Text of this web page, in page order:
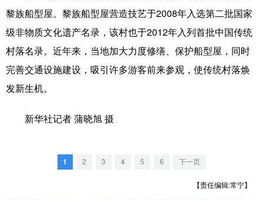
公益 一带一路 亚太网 上市公司
地方频道
北京 天津
安徽 福建
湖南
黎族船型屋。黎族船型屋营造技艺于2008年入选第二批国家
级非物质文化遗产名录，该村也于2012年入列首批中国传统
村落名录。近年来，当地加大力度修缮、保护船型屋，同时
完善交通设施建设，吸引许多游客前来参观，使传统村落焕
发新生机。
新华社记者 蒲晓旭 摄
1 2 3 4 5 6 下一页
【责任编辑:常宁】